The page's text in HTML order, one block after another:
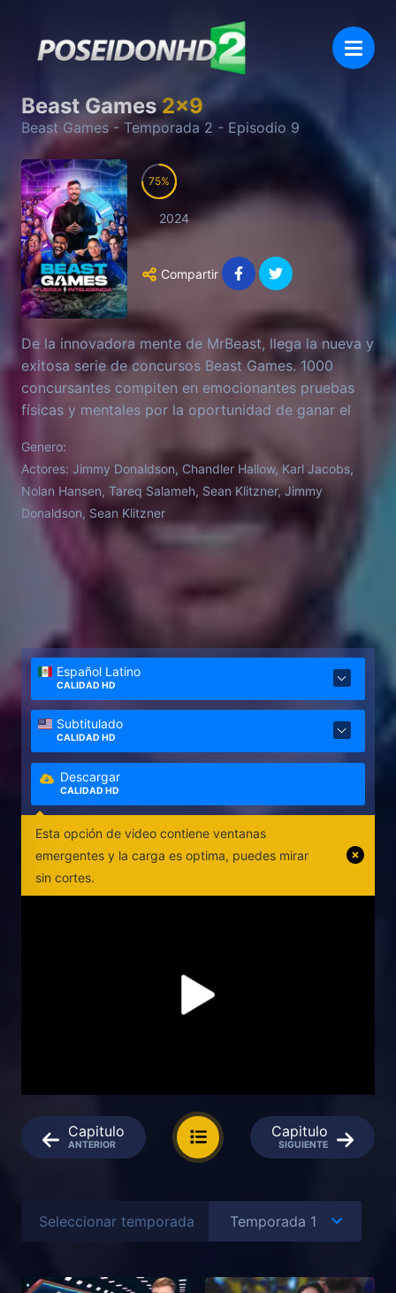
Beast Games 2x9
Beast Games- Temporada 2 - Episodio 9
75
2024
Compartir
De la innovadora mente de MrBeast, llega la nueva y
exitosa serie de concursos Beast Games. 1000
concursantes compiten en emocionantes pruebas
físicas y mentales por la oportunidad de ganar el
efectivo. Cada semana, los concursantes usarán su
fuerza e ingenio para seguir en el juego ¡y para
tratar de convertirse en el multimillonario ganador!
Genero:
Actores: Jimmy Donaldson, Chandler Hallow, Karl Jacobs,
Nolan Hansen, Tareq Salameh, Sean Klitzner, Jimmy
Donaldson, Sean Klitzner
Español Latino
CALIDAD HD
Subtitulado
CALIDAD HD
Descargar
CALIDAD HD
Esta opción de video contiene ventanas
emergentes y la carga es optima, puedes mirar
sin cortes.
Capitulo
ANTERIOR
Capitulo
SIGUIENTE
Seleccionar temporada